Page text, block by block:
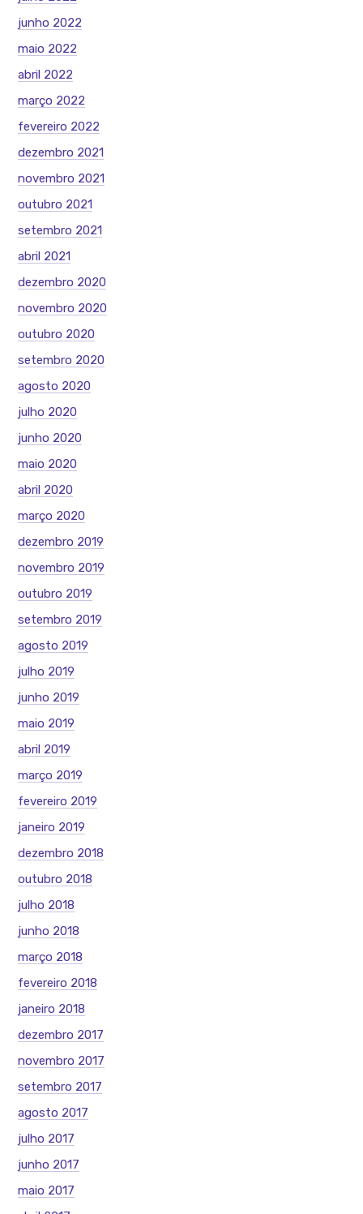
junho 2022
maio 2022
abril 2022
março 2022
fevereiro 2022
dezembro 2021
novembro 2021
outubro 2021
setembro 2021
abril 2021
dezembro 2020
novembro 2020
outubro 2020
setembro 2020
agosto 2020
julho 2020
junho 2020
maio 2020
abril 2020
março 2020
dezembro 2019
novembro 2019
outubro 2019
setembro 2019
agosto 2019
julho 2019
junho 2019
maio 2019
abril 2019
março 2019
fevereiro 2019
janeiro 2019
dezembro 2018
outubro 2018
julho 2018
junho 2018
março 2018
fevereiro 2018
janeiro 2018
dezembro 2017
novembro 2017
setembro 2017
agosto 2017
julho 2017
junho 2017
maio 2017